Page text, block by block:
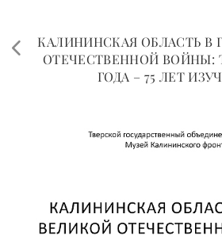
КАЛИНИНСКАЯ ОБЛАСТЬ В
ОТЕЧЕСТВЕННОЙ ВОЙНЫ:
ГОДА – 75 ЛЕТ